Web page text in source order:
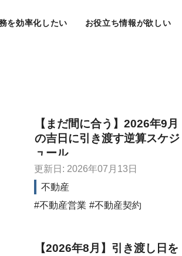
を効率化したい お役立ち情報が欲しい
【まだ間に合う】2026年9月
の吉日に引き渡す逆算スケジ
ュール
更新日: 2026年07月13日
不動産
不動産営業
不動産契約
【2026年8月】引き渡し日を